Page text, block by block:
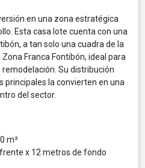
en una zona estratégica
Esta casa lote cuenta con una
a tan solo una cuadra de la
Franca Fontibón, ideal para
Su distribución
principales la convierten en una
del sector.
m²
x 12 metros de fondo